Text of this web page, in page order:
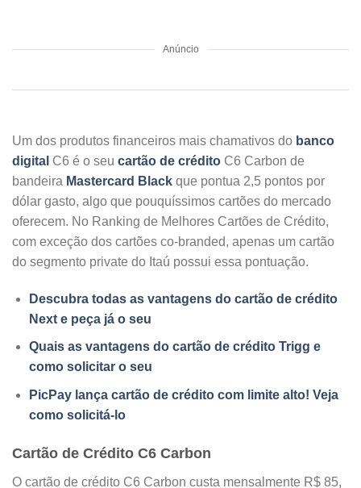
Anúncio
Um dos produtos financeiros mais chamativos do banco
digital C6 é o seu cartão de crédito C6 Carbon de
bandeira Mastercard Black que pontua 2,5 pontos por
dólar gasto, algo que pouquíssimos cartões do mercado
oferecem. No Ranking de Melhores Cartões de Crédito,
com exceção dos cartões co-branded, apenas um cartão
do segmento private do Itaú possui essa pontuação.
Descubra todas as vantagens do cartão de crédito
Next e peça já o seu
Quais as vantagens do cartão de crédito Trigg e
como solicitar o seu
PicPay lança cartão de crédito com limite alto! Veja
como solicitá-lo
Cartão de Crédito C6 Carbon
O cartão de crédito C6 Carbon custa mensalmente R$ 85,